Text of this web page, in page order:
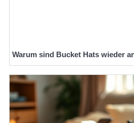
Warum sind Bucket Hats wieder